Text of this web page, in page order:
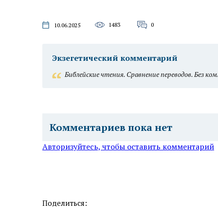
10.06.2025 1483 0
Экзегетический комментарий
Библейские чтения. Сравнение переводов. Без
Комментариев пока нет
Авторизуйтесь, чтобы оставить комментарий
Поделиться: